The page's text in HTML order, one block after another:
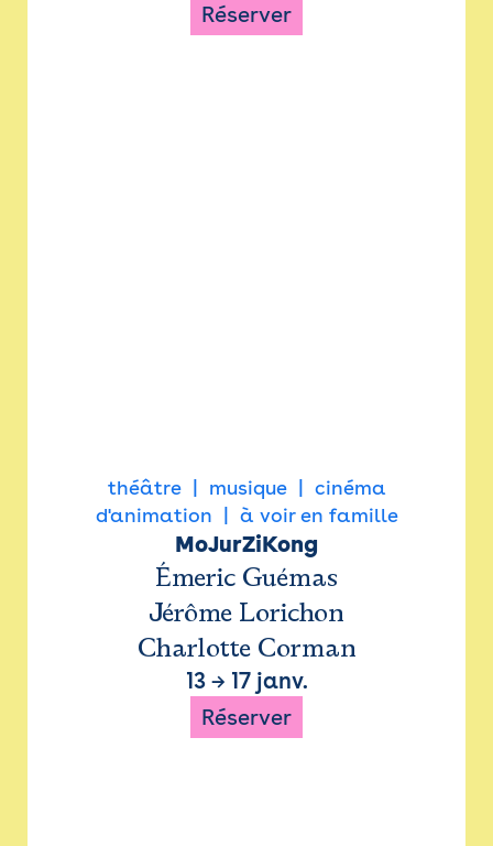
Réserver
théâtre musique
cinéma
d'animation
à voir en famille
MoJurZiKong
Émeric Guémas
Jérôme Lorichon
Charlotte Corman
13→ 17 janv.
Réserver